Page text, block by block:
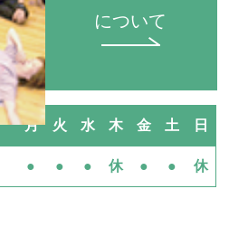
について
月 火 水 木 金 土 日
● ● ● 休 ● ● 休